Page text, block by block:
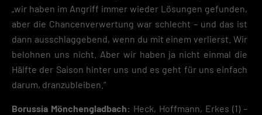
„wir haben im Angriff immer wieder Lösungen gefunden,
aber die Chancenverwertung war schlecht – und das ist
dann ausschlaggebend, wenn du mit einem verlierst. Wir
belohnen uns nicht. Aber wir haben ja nicht einmal die
Hälfte der Saison hinter uns und es geht für uns einfach
darum, dranzubleiben.“
Borussia Mönchengladbach: Heck, Hoffmann, Erkes (1) –